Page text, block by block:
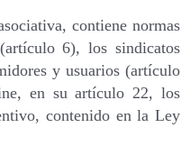
contiene normas
6), los sindicatos
y usuarios (artículo
en su artículo 22, los
contenido en la Ley